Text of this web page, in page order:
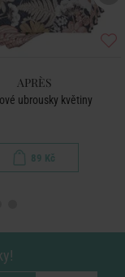
APRÈS
ubrousky květiny
89 Kč